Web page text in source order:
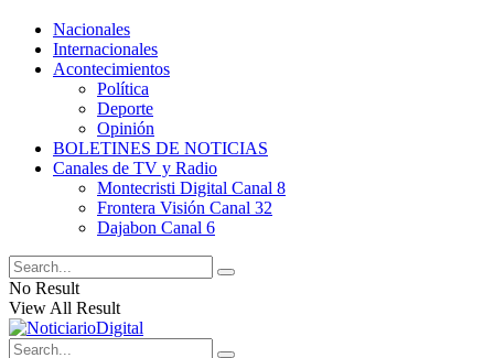
Nacionales
Internacionales
Acontecimientos
Política
Deporte
Opinión
BOLETINES DE NOTICIAS
Canales de TV y Radio
Montecristi Digital Canal 8
Frontera Visión Canal 32
Dajabon Canal 6
No Result
View All Result